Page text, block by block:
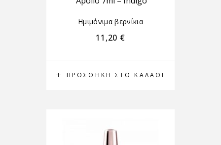
ΠΡΟΣΘΉΚΗ ΣΤΟ ΚΑΛΆΘΙ
Ημιμόνιμα βερνίκια
11,20 €